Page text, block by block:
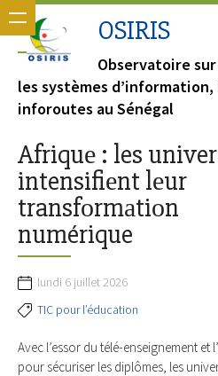
OSIRIS
Observatoire sur
les systèmes
inforoutes au Sénégal
Afriquе : les
intensifiеnt lеur
transfоrmаtiоn
numérique
lundi 6 juillet 2026
TIC pour l’éducation
Avеc l’essоr du télé-ensеignеment
pоur sécuriser les diplômes, les